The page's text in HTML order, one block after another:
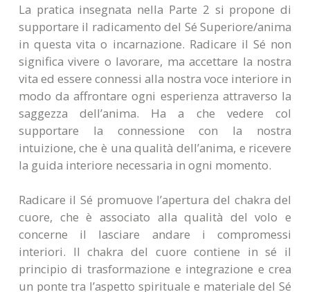
La pratica insegnata nella Parte 2 si propone di
supportare il radicamento del Sé Superiore/anima
in questa vita o incarnazione. Radicare il Sé non
significa vivere o lavorare, ma accettare la nostra
vita ed essere connessi alla nostra voce interiore in
modo da affrontare ogni esperienza attraverso la
saggezza dell’anima. Ha a che vedere col
supportare la connessione con la nostra
intuizione, che è una qualità dell’anima, e ricevere
la guida interiore necessaria in ogni momento.
Radicare il Sé promuove l’apertura del chakra del
cuore, che è associato alla qualità del volo e
concerne il lasciare andare i compromessi
interiori. Il chakra del cuore contiene in sé il
principio di trasformazione e integrazione e crea
un ponte tra l’aspetto spirituale e materiale del Sé